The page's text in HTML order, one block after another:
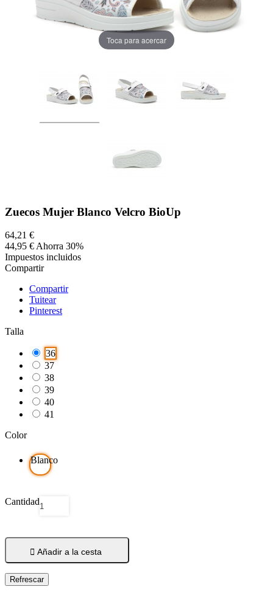
Toca para acercar
Zuecos Mujer Blanco Velcro BioUp
64,21 €
44,95 €Ahorra 30%
Impuestos incluidos
Compartir
Compartir
Tuitear
Pinterest
Talla
36
37
38
39
40
41
Color
Blanco
Cantidad
 Añadir a la cesta